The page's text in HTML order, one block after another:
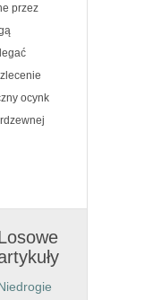
przez
ocynk